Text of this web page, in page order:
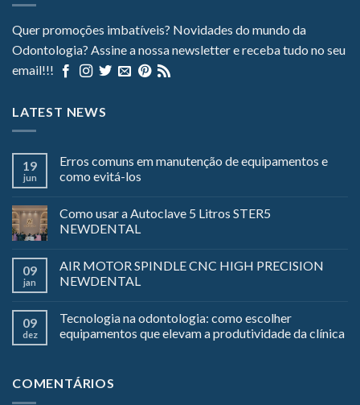
Quer promoções imbatíveis? Novidades do mundo da
Odontologia? Assine a nossa newsletter e receba tudo no seu
email!!!
LATEST NEWS
19
jun
Erros comuns em manutenção de equipamentos e
como evitá-los
Como usar a Autoclave 5 Litros STER5
NEWDENTAL
09
jan
AIR MOTOR SPINDLE CNC HIGH PRECISION
NEWDENTAL
09
dez
Tecnologia na odontologia: como escolher
equipamentos que elevam a produtividade da clínica
COMENTÁRIOS